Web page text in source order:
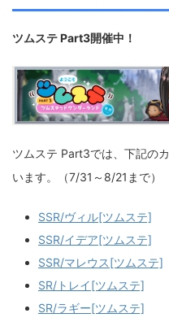
ツムステ Part3開催中！
ツムステ Part3では、下記の
います。（7/31～8/21まで）
SSR/ヴィル[ツムステ]
SSR/イデア[ツムステ]
SSR/マレウス[ツムステ]
SR/トレイ[ツムステ]
SR/ラギー[ツムステ]